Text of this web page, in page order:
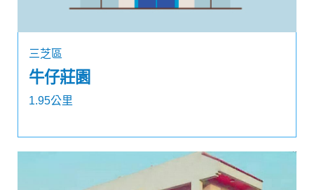
三芝區
牛仔莊園
1.95公里